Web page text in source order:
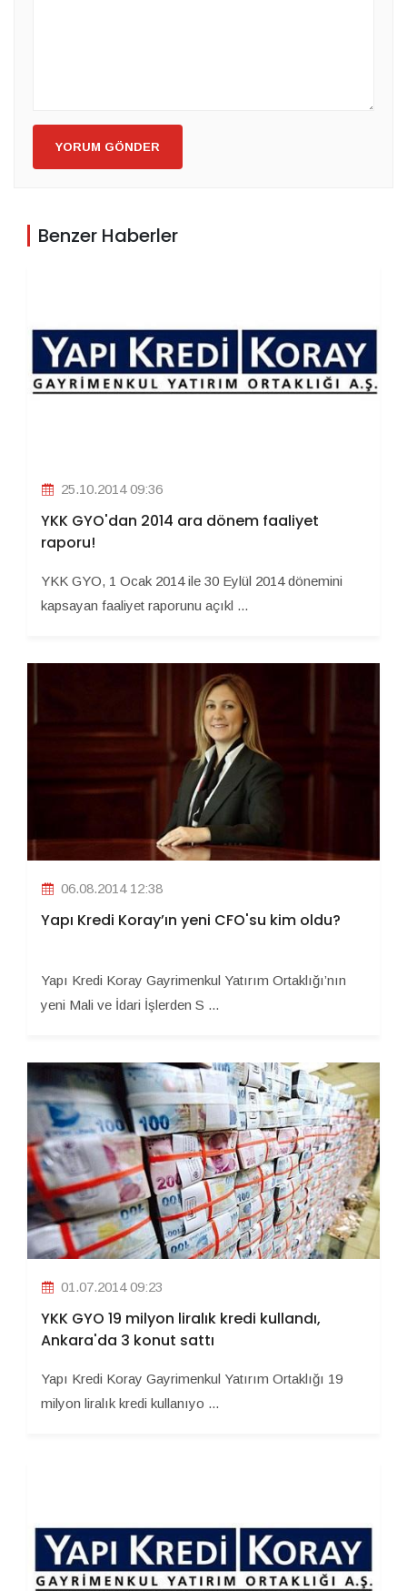
YORUM GÖNDER
Benzer Haberler
25.10.2014 09:36
YKK GYO'dan 2014 ara dönem faaliyet
raporu!
YKK GYO, 1 Ocak 2014 ile 30 Eylül 2014 dönemini
kapsayan faaliyet raporunu açıkl ...
06.08.2014 12:38
Yapı Kredi Koray’ın yeni CFO'su kim oldu?
Yapı Kredi Koray Gayrimenkul Yatırım Ortaklığı’nın
yeni Mali ve İdari İşlerden S ...
01.07.2014 09:23
YKK GYO 19 milyon liralık kredi kullandı,
Ankara'da 3 konut sattı
Yapı Kredi Koray Gayrimenkul Yatırım Ortaklığı 19
milyon liralık kredi kullanıyo ...